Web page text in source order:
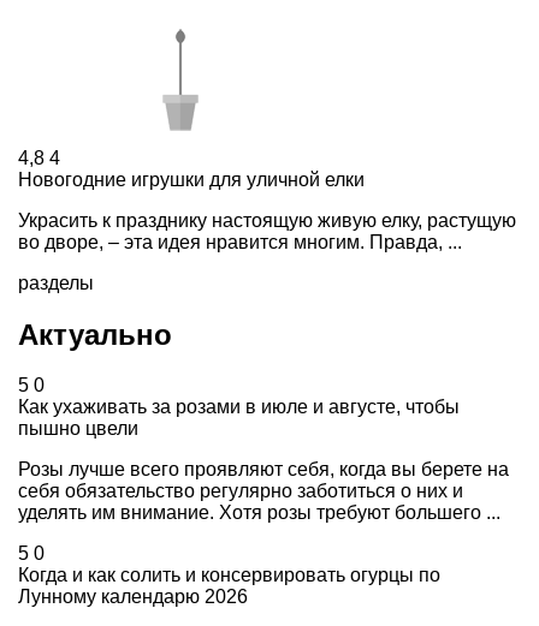
4,8 4
Новогодние игрушки для уличной елки
Украсить к празднику настоящую живую елку, растущую
во дворе, – эта идея нравится многим. Правда, ...
разделы
Актуально
5 0
Как ухаживать за розами в июле и августе, чтобы
пышно цвели
Розы лучше всего проявляют себя, когда вы берете на
себя обязательство регулярно заботиться о них и
уделять им внимание. Хотя розы требуют большего ...
5 0
Когда и как солить и консервировать огурцы по
Лунному календарю 2026